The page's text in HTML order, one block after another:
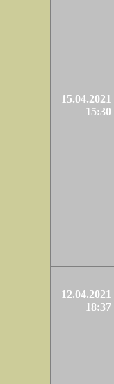
15.04.2021
15:30
12.04.2021
18:37